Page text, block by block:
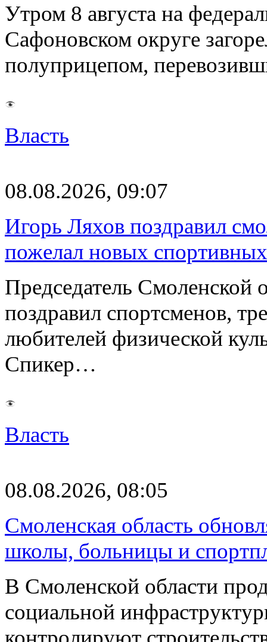
Утром 8 августа на
Сафоновском округе
полуприцепом,
Власть
08.08.2026, 09:07
Игорь Ляхов поздравил
пожелал новых
Председатель
поздравил спортсменов,
любителей физической
Спикер…
Власть
08.08.2026, 08:05
Смоленская область
школы, больницы и
В Смоленской области
социальной